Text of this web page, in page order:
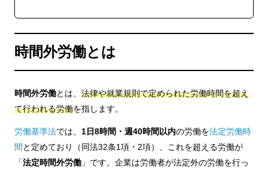
時間外労働とは
時間外労働とは、 法律や就業規則で定められた労働時間を超え
て行われる労働を指します。
労働基準法では、 1日8時間・週40時間以内の労働を法定労働時
間 と定めており（同法32条1項・2項）、これを超える労働が
「法定時間外労働 」です。企業は労働者が法定外の労働を行っ